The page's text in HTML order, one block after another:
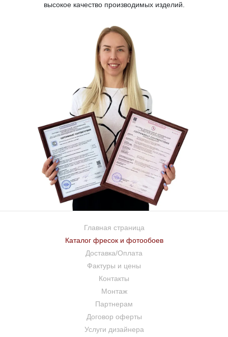
высокое качество производимых изделий.
Главная страница
Каталог фресок и фотообоев
Доставка/Оплата
Фактуры и цены
Контакты
Монтаж
Партнерам
Договор оферты
Услуги дизайнера